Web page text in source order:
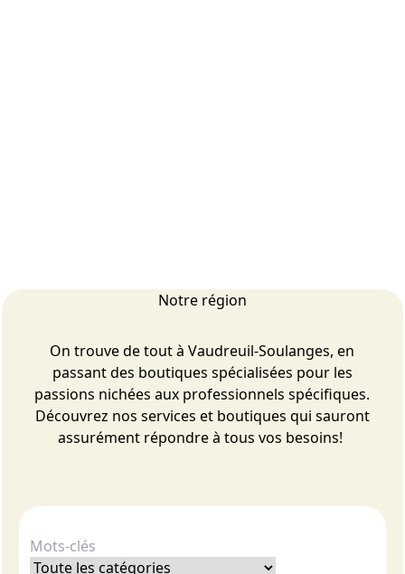
Notre région
On trouve de tout à Vaudreuil-Soulanges, en
passant des boutiques spécialisées pour les
passions nichées aux professionnels spécifiques.
Découvrez nos services et boutiques qui sauront
assurément répondre à tous vos besoins!